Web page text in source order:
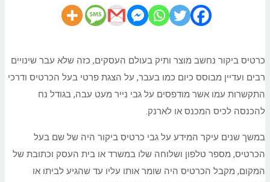
כרטיס ביקור נחשב מוצר ותיק בעולם העסקים, כזה שלא עבר שינויים
רבים ועדיין מבוסס כיום כמו בעבר, על הצגת פרטי בעל הכרטיס ודרכי
התקשרות עמו אשר מודפסים על גבי נייר מעט עבה, בגודל נח
להכנסה לכיס המכנס או לארנק.
במשך שנים עיקר המידע על גבי כרטיס ביקור היה של שם בעל
הכרטיס, מספר טלפון ושלוחה שלו במשרד או בית העסק וכתובת של
המקום, מקבל הכרטיס היה שומר אותו עליו עד שהגיע לביתו או